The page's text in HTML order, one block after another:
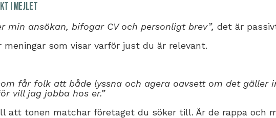
i mejlet
min ansökan, bifogar CV och personligt brev”, det är
som visar varför just du är relevant.
får folk att både lyssna och agera oavsett om det gäller
vill jag jobba hos er.”
att tonen matchar företaget du söker till. Är de rappa och